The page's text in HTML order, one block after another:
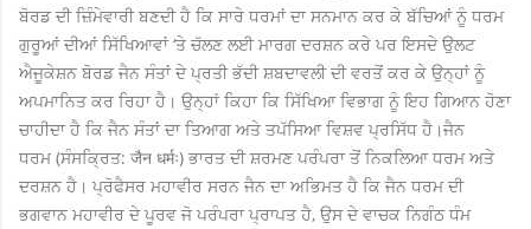
ਬੋਰਡ ਦੀ ਜ਼ਿੰਮੇਵਾਰੀ ਬਣਦੀ ਹੈ ਕਿ ਸਾਰੇ ਧਰਮਾਂ ਦਾ ਸਨਮਾਨ ਕਰ ਕੇ ਬੱਚਿਆਂ ਨੂੰ ਧਰਮ
ਗੁਰੂਆਂ ਦੀਆਂ ਸਿੱਖਿਆਵਾਂ ‘ਤੇ ਚੱਲਣ ਲਈ ਮਾਰਗ ਦਰਸ਼ਨ ਕਰੇ ਪਰ ਇਸਦੇ ਉਲਟ
ਐਜੂਕੇਸ਼ਨ ਬੋਰਡ ਜੈਨ ਸੰਤਾਂ ਦੇ ਪ੍ਰਤੀ ਭੱਦੀ ਸ਼ਬਦਾਵਲੀ ਦੀ ਵਰਤੋਂ ਕਰ ਕੇ ਉਨ੍ਹਾਂ ਨੂੰ
ਅਪਮਾਨਿਤ ਕਰ ਰਿਹਾ ਹੈ। ਉਨ੍ਹਾਂ ਕਿਹਾ ਕਿ ਸਿੱਖਿਆ ਵਿਭਾਗ ਨੂੰ ਇਹ ਗਿਆਨ ਹੋਣਾ
ਚਾਹੀਦਾ ਹੈ ਕਿ ਜੈਨ ਸੰਤਾਂ ਦਾ ਤਿਆਗ ਅਤੇ ਤਪੱਸਿਆ ਵਿਸ਼ਵ ਪ੍ਰਸਿੱਧ ਹੈ।ਜੈਨ
ਧਰਮ (ਸੰਸਕ੍ਰਿਤ: जैन धर्मः) ਭਾਰਤ ਦੀ ਸ਼ਰਮਣ ਪਰੰਪਰਾ ਤੋਂ ਨਿਕਲਿਆ ਧਰਮ ਅਤੇ
ਦਰਸ਼ਨ ਹੈ। ਪ੍ਰੋਫੈਸਰ ਮਹਾਵੀਰ ਸਰਨ ਜੈਨ ਦਾ ਅਭਿਮਤ ਹੈ ਕਿ ਜੈਨ ਧਰਮ ਦੀ
ਭਗਵਾਨ ਮਹਾਵੀਰ ਦੇ ਪੂਰਵ ਜੋ ਪਰੰਪਰਾ ਪ੍ਰਾਪਤ ਹੈ, ਉਸ ਦੇ ਵਾਚਕ ਨਿਗੰਠ ਧੰਮ